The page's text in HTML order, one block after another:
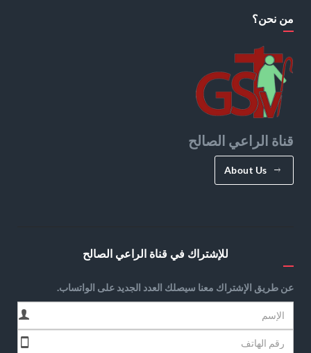
من نحن؟
قناة الراعي الصالح
About Us
للإشتراك في قناة الراعي الصالح
عن طريق الإشتراك معنا سيصلك العدد الجديد على الواتساب.